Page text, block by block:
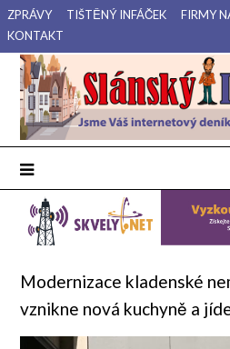
Přejdi
na
obsah
ZPRÁVY TIŠTĚNÝ INFÁČEK FIRMY
KONTAKT
Slánský
Váš internetový deník a tištěný
a
Modernizace kladenské
vznikne nová kuchyně a